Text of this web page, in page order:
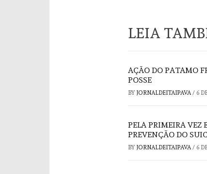
LEIA
AÇÃO DO PATAMO
POSSE
BY JORNALDEITAIPAVA / 6
PELA PRIMEIRA VEZ
PREVENÇÃO DO
BY JORNALDEITAIPAVA / 6